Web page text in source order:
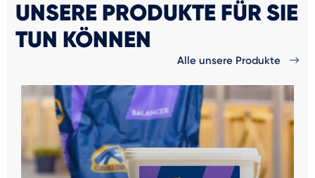
UNSERE PRODUKTE FÜR SIE
TUN KÖNNEN
Alle unsere Produkte